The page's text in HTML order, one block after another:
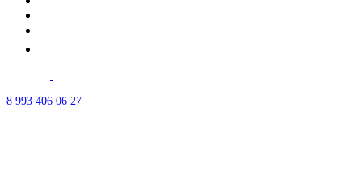
8 993 406 06 27